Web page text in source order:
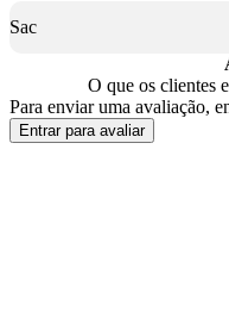
Sac
O que os clientes
Para enviar uma avaliação,
Entrar para avaliar